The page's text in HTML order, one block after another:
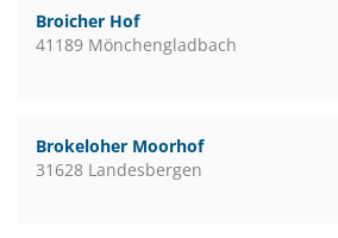
Broicher Hof
41189 Mönchengladbach
Brokeloher Moorhof
31628 Landesbergen